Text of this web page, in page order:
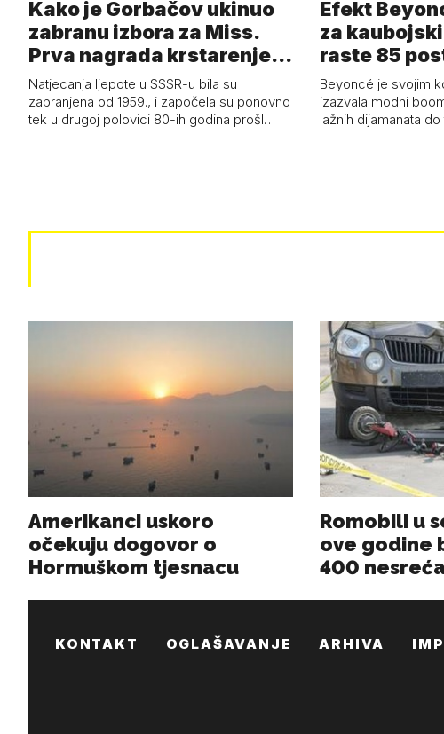
Kako je Gorbačov ukinuo
zabranu izbora za Miss.
Prva nagrada krstarenje
Jadran…
Natjecanja ljepote u SSSR-u bila su
zabranjena od 1959., i započela su ponovno
tek u drugoj polovici 80-ih godina prošl…
Efekt
za
raste 85
čizmama
Beyoncé je svojim
izazvala modni
lažnih dijamanata
KONTAKT OGLAŠAVANJE ARHIVA